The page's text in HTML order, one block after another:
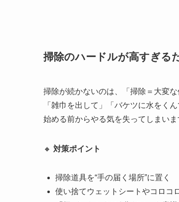
掃除のハードルが高すぎる
掃除が続かないのは、「掃除＝大変
「雑巾を出して」「バケツに水をく
始める前からやる気を失ってしまいま
🔸 対策ポイント
掃除道具を“手の届く場所”に置く
使い捨てウェットシートやコロコ